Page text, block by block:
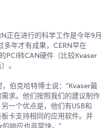
正在进行的科学工作是今年9月
年才有成果，CERN早在
PCI转CAN硬件（比较Kvaser
。
伯克哈特博士说：“Kvaser最
求。他们按照我们的建议制作
一个优点是，他们有USB和
卡支持相同的应用软件。并
响应也非常快。”